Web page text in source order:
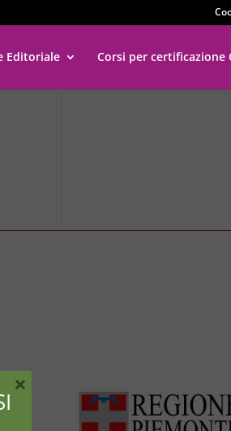
Editoriale Corsi per certificazione
×